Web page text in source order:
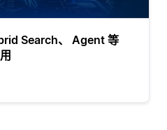
Search、 Agent 等